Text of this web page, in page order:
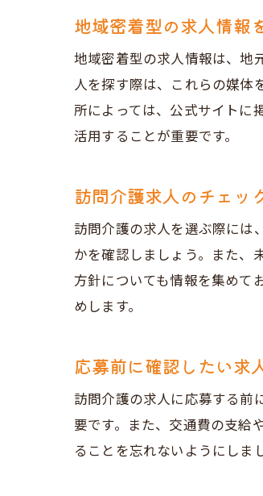
地域密着型の求人情報
地域密着型の求人情報は、地
人を探す際は、これらの媒体
所によっては、公式サイトに
活用することが重要です。
訪問介護求人のチェッ
訪問介護の求人を選ぶ際には
かを確認しましょう。また、
方針についても情報を集めて
めします。
応募前に確認したい求
訪問介護の求人に応募する前
要です。また、交通費の支給
ることを忘れないようにしま